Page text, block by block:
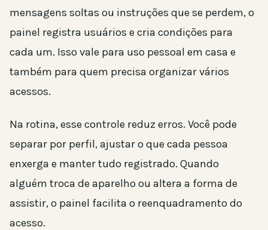
mensagens soltas ou instruções que se perdem, o
painel registra usuários e cria condições para
cada um. Isso vale para uso pessoal em casa e
também para quem precisa organizar vários
acessos.
Na rotina, esse controle reduz erros. Você pode
separar por perfil, ajustar o que cada pessoa
enxerga e manter tudo registrado. Quando
alguém troca de aparelho ou altera a forma de
assistir, o painel facilita o reenquadramento do
acesso.